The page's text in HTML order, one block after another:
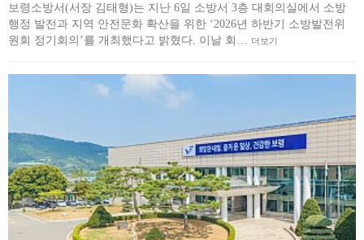
보령소방서(서장 김태형)는 지난 6일 소방서 3층 대회의실에서 소방
행정 발전과 지역 안전문화 확산을 위한 ‘2026년 하반기 소방발전위
원회 정기회의’를 개최했다고 밝혔다. 이날 회…
더보기